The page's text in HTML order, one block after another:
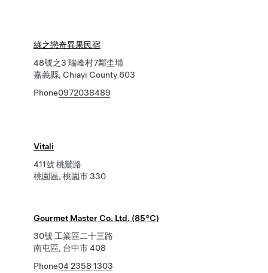
綠之戀奇異果民宿
48號之3 瑞峰村7鄰坔埔
嘉義縣, Chiayi County 603
Phone0972038489
Vitali
411號 桃鶯路
桃園區, 桃園市 330
Gourmet Master Co. Ltd. (85°C)
30號 工業區二十三路
南屯區, 台中市 408
Phone04 2358 1303